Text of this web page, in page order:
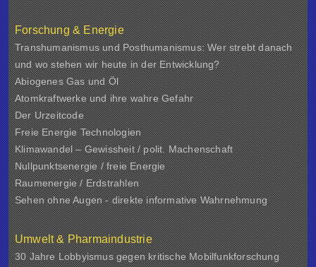
Forschung & Energie
Transhumanismus und Posthumanismus: Wer strebt danach
und wo stehen wir heute in der Entwicklung?
Abiogenes Gas und Öl
Atomkraftwerke und ihre wahre Gefahr
Der Urzeitcode
Freie Energie Technologien
Klimawandel – Gewissheit / polit. Machenschaft
Nullpunktsenergie / freie Energie
Raumenergie / Erdstrahlen
Sehen ohne Augen - direkte informative Wahrnehmung
Umwelt & Pharmaindustrie
30 Jahre Lobbyismus gegen kritische Mobilfunkforschung